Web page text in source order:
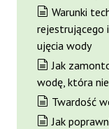
Warunki
rejestrującego
ujęcia wody
Jak
wodę, która
Twardość
Jak